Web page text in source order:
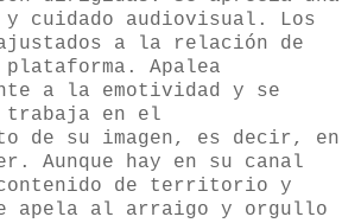
y cuidado audiovisual. Los
a la relación de
Apalea
a la emotividad y se
trabaja en el
de su imagen, es decir, en
Aunque hay en su canal
de territorio y
apela al arraigo y orgullo